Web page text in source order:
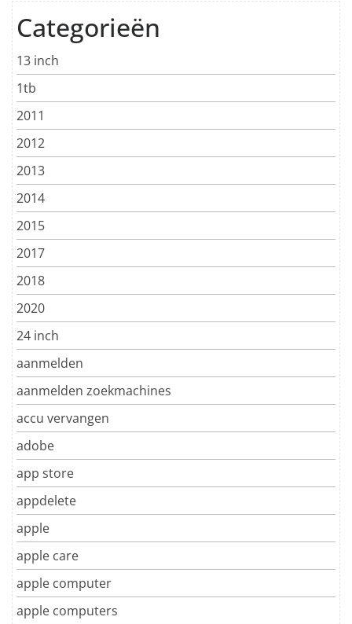
Categorieën
13 inch
1tb
2011
2012
2013
2014
2015
2017
2018
2020
24 inch
aanmelden
aanmelden zoekmachines
accu vervangen
adobe
app store
appdelete
apple
apple care
apple computer
apple computers